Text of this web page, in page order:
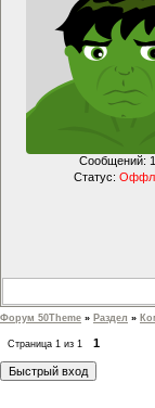
Сообщений:
Статус:
Форум 50Theme » Раздел »
Страница 1 из 1 1